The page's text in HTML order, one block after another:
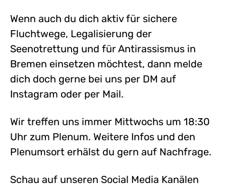
Wenn auch du dich aktiv für sichere
Fluchtwege, Legalisierung der
Seenotrettung und für Antirassismus in
Bremen einsetzen möchtest, dann melde
dich doch gerne bei uns per DM auf
Instagram oder per Mail.
Wir treffen uns immer Mittwochs um 18:30
Uhr zum Plenum. Weitere Infos und den
Plenumsort erhälst du gern auf Nachfrage.
Schau auf unseren Social Media Kanälen